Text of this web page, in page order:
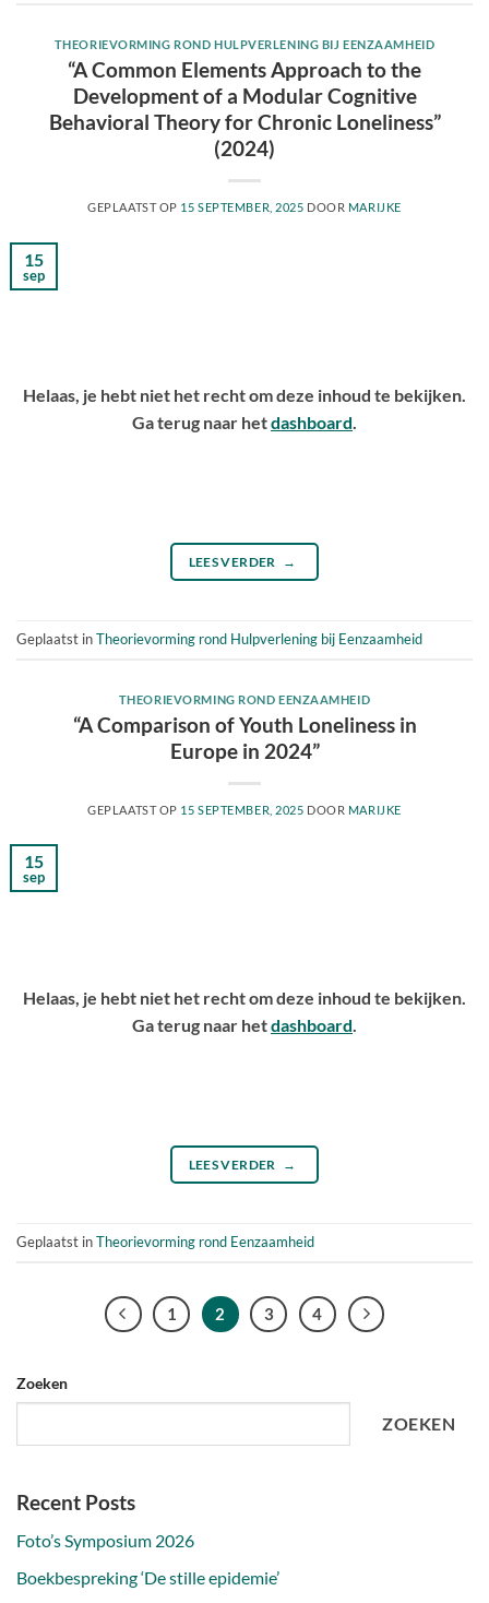
THEORIEVORMING ROND HULPVERLENING BIJ EENZAAMHEID
“A Common Elements Approach to the
Development of a Modular Cognitive
Behavioral Theory for Chronic Loneliness”
(2024)
GEPLAATST OP 15 SEPTEMBER, 2025 DOOR MARIJKE
15
sep
Helaas, je hebt niet het recht om deze inhoud te bekijken.
Ga terug naar hetdashboard.
LEES VERDER →
Geplaatst inTheorievorming rond Hulpverlening bij Eenzaamheid
THEORIEVORMING ROND EENZAAMHEID
“A Comparison of Youth Loneliness in
Europe in 2024”
GEPLAATST OP 15 SEPTEMBER, 2025 DOOR MARIJKE
15
sep
Helaas, je hebt niet het recht om deze inhoud te bekijken.
Ga terug naar hetdashboard
LEES VERDER →
Geplaatst inTheorievorming rond Eenzaamheid
1 2 3 4
Zoeken
ZOEKEN
Recent Posts
Foto’s Symposium 2026
Boekbespreking ‘De stille epidemie’